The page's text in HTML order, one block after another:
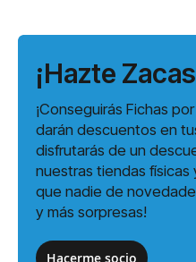
¡Hazte
¡Conseguirás Fichas
darán descuentos en
disfrutarás de un
nuestras tiendas
que nadie de
y más sorpresas!
Hacerme socio